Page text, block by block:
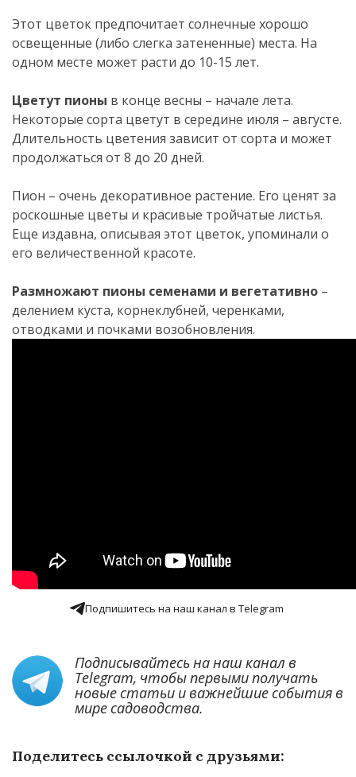
Этот цветок предпочитает солнечные хорошо
освещенные (либо слегка затененные) места. На
одном месте может расти до 10-15 лет.
Цветут пионы в конце весны – начале лета.
Некоторые сорта цветут в середине июля – августе.
Длительность цветения зависит от сорта и может
продолжаться от 8 до 20 дней.
Пион – очень декоративное растение. Его ценят за
роскошные цветы и красивые тройчатые листья.
Еще издавна, описывая этот цветок, упоминали о
его величественной красоте.
Размножают пионы семенами и вегетативно –
делением куста, корнеклубней, черенками,
отводками и почками возобновления.
Подпишитесь на наш канал в Telegram
Подписывайтесь на наш канал в
Telegram, чтобы первыми получать
новые статьи и важнейшие события в
мире садоводства.
Поделитесь ссылочкой с друзьями: